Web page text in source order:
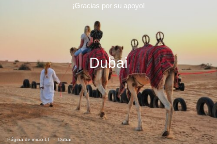
Dubai
Página de inicio LT Dubai
¡Gracias por su apoyo!